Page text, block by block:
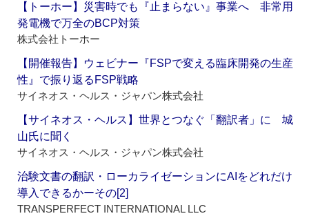
【トーホー】災害時でも『止まらない』事業へ 非常用
発電機で万全のBCP対策
株式会社トーホー
【開催報告】ウェビナー『FSPで変える臨床開発の生産
性』で振り返るFSP戦略
サイネオス・ヘルス・ジャパン株式会社
【サイネオス・ヘルス】世界とつなぐ「翻訳者」に 城
山氏に聞く
サイネオス・ヘルス・ジャパン株式会社
治験文書の翻訳・ローカライゼーションにAIをどれだけ
導入できるかーその[2]
TRANSPERFECT INTERNATIONAL LLC